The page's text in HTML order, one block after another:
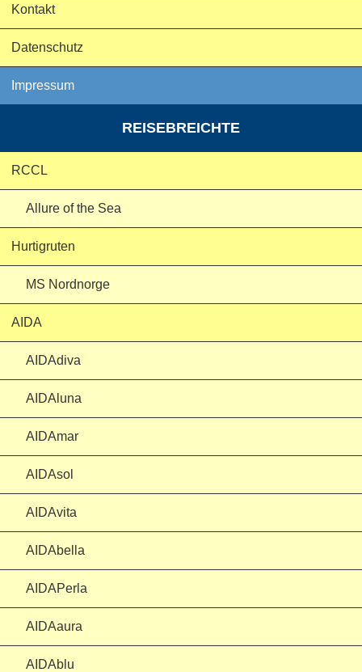
Kontakt
Datenschutz
Impressum
REISEBREICHTE
RCCL
Allure of the Sea
Hurtigruten
MS Nordnorge
AIDA
AIDAdiva
AIDAluna
AIDAmar
AIDAsol
AIDAvita
AIDAbella
AIDAPerla
AIDAaura
AIDAblu